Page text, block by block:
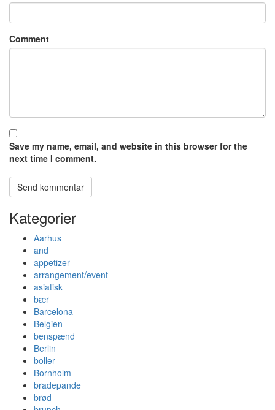
Comment
Save my name, email, and website in this browser for the
next time I comment.
Kategorier
Aarhus
and
appetizer
arrangement/event
asiatisk
bær
Barcelona
Belgien
benspænd
Berlin
boller
Bornholm
bradepande
brød